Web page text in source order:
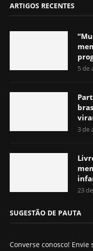
ARTIGOS RECENTES
5 de
3 de
23
SUGESTÃO DE PAUTA
Converse conosco!